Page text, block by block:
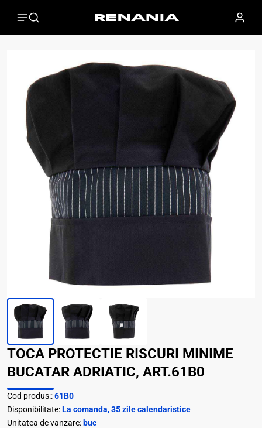
TOCA PROTECTIE RISCURI MINIME
BUCATAR ADRIATIC, ART.61B0
Cod produs::61B0
Disponibilitate:La comanda, 35 zile calendaristice
Unitatea de vanzare: buc